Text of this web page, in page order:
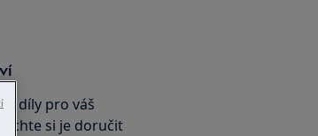
díly pro váš
si je doručit